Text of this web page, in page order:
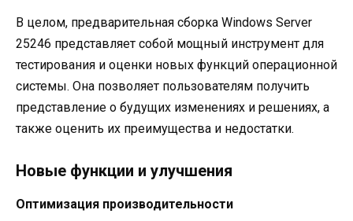
В целом, предварительная сборка Windows Server
25246 представляет собой мощный инструмент для
тестирования и оценки новых функций операционной
системы. Она позволяет пользователям получить
представление о будущих изменениях и решениях, а
также оценить их преимущества и недостатки.
Новые функции и улучшения
Оптимизация производительности